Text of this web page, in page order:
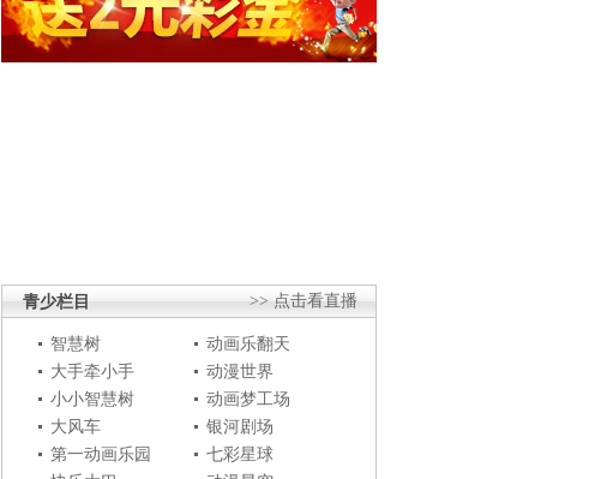
>> 点击看直播
青少栏目
智慧树
动画乐翻天
大手牵小手
动漫世界
小小智慧树
动画梦工场
大风车
银河剧场
第一动画乐园
七彩星球